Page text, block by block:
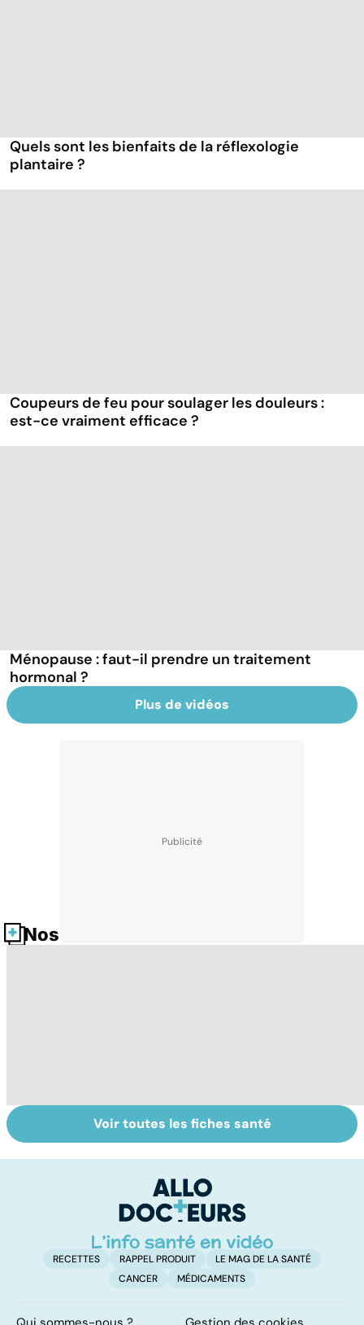
Quels sont les bienfaits de la réflexologie
plantaire ?
Coupeurs de feu pour soulager les douleurs :
est-ce vraiment efficace ?
Ménopause : faut-il prendre un traitement
hormonal ?
Plus de vidéos
Nos fiches santé
Quand la maladie
entraîne la chute
Bien vivre la
ménopause
Voir toutes les fiches santé
RECETTES RAPPEL PRODUIT
LE MAG DE LA SANTÉ
CANCER
MÉDICAMENTS